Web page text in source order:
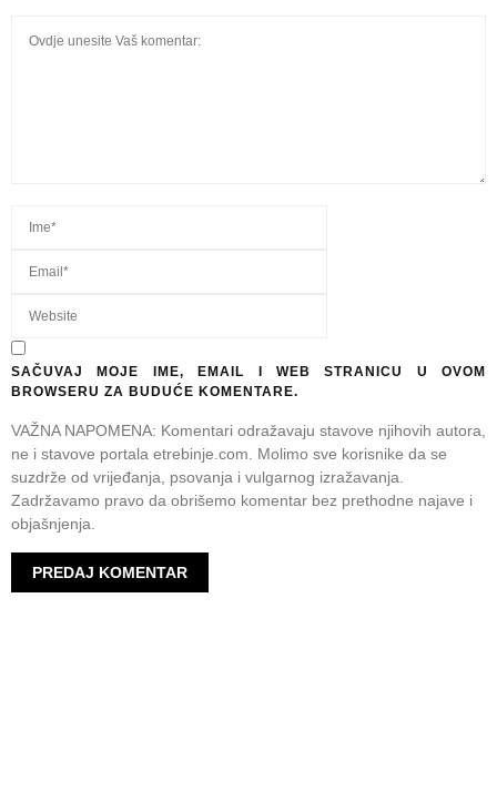
SAČUVAJ MOJE IME, EMAIL I WEB STRANICU U OVOM
BROWSERU ZA BUDUĆE KOMENTARE.
VAŽNA NAPOMENA: Komentari odražavaju stavove njihovih autora,
ne i stavove portala etrebinje.com. Molimo sve korisnike da se
suzdrže od vrijeđanja, psovanja i vulgarnog izražavanja.
Zadržavamo pravo da obrišemo komentar bez prethodne najave i
objašnjenja.